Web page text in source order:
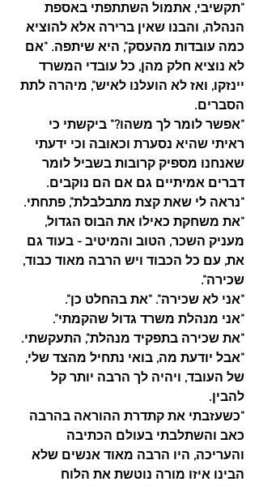
"תקשיבי, אתמול השתתפתי באספת
הנהלה, והבנו שאין ברירה אלא להוציא
כמה עובדות מהעסק", היא שיתפה. "אם
לא נוציא חלק מהן, כל עובדי המשרד
יינזקו, ואז לא הועלנו לאיש", מיהרה לתת
הסברים.
"אפשר לומר לך משהו?" ביקשתי כי
ראיתי שהיא נסערת וכאובה וכי ידעתי
שאנחנו מספיק קרובות בשביל לומר
דברים אמיתיים גם אם הם נוקבים.
"נראה לי שאת קצת מתבלבלת", פתחתי.
"את משחקת כאילו את הבוס הגדול,
מעניק השכר, הטוב והמיטיב - בעוד גם
את, עם כל הכבוד ויש הרבה מאוד כבוד,
שכירה".
"אני לא שכירה". "את בהחלט כן".
"אני מנהלת משרד גדול שהקמתי".
"את שכירה בתפקיד מנהלת", התעקשתי.
"אבל יודעת מה, בואי נתחיל מהצד שלי,
של העובד, ויהיה לך הרבה יותר קל
להבין.
"כשעזבתי את קתדרת ההוראה בהרבה
כאב והשתלבתי בעולם הכתיבה
והעריכה, היו הרבה מאוד אנשים שלא
הבינו איזו מורה נוטשת את הלוח